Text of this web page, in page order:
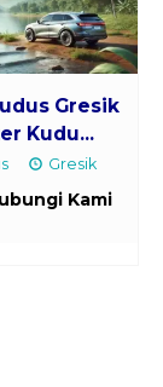
Gresik
Kudu...
Gresik
Kami